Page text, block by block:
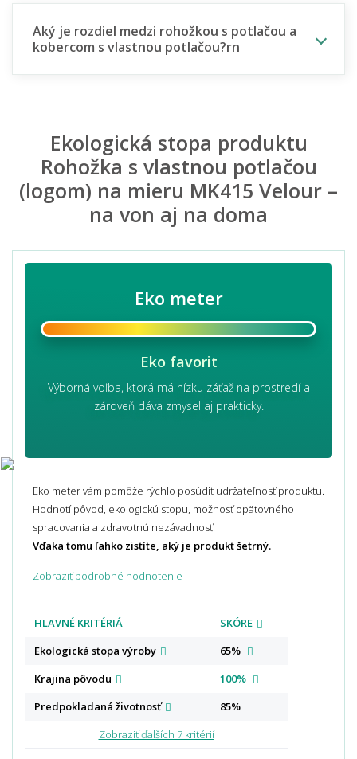
Aký je rozdiel medzi rohožkou s potlačou a
kobercom s vlastnou potlačou?rn
Ekologická stopa produktu
Rohožka s vlastnou potlačou
(logom) na mieru MK415 Velour –
na von aj na doma
Eko meter
Eko favorit
Výborná voľba, ktorá má nízku záťaž na prostredí a
zároveň dáva zmysel aj prakticky.
Eko meter vám pomôže rýchlo posúdiť udržateľnosť produktu.
Hodnotí pôvod, ekologickú stopu, možnosť opätovného
spracovania a zdravotnú nezávadnosť.
Vďaka tomu ľahko zistíte, aký je produkt šetrný.
Zobraziť podrobné hodnotenie
HLAVNÉ KRITÉRIÁ
SKÓRE
Ekologická stopa výroby
65%
Krajina pôvodu
100%
Predpokladaná životnosť
85%
Zobraziť ďalších 7 kritérií